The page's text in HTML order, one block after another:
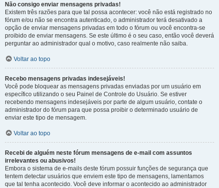
Não consigo enviar mensagens privadas!
Existem três razões para que tal possa acontecer: você não está registrado no
fórum e/ou não se encontra autenticado, o administrador terá desativado a
opção de enviar mensagens privadas em todo o fórum ou você encontra-se
proibido de enviar mensagens. Se este último é o seu caso, então você deverá
perguntar ao administrador qual o motivo, caso realmente não saiba.
Voltar ao topo
Recebo mensagens privadas indesejáveis!
Você pode bloquear as mensagens privadas enviadas por um usuário em
específico utilizando o seu Painel de Controle do Usuário. Se estiver
recebendo mensagens indesejáveis por parte de algum usuário, contate o
administrador do fórum para que possa proibir o determinado usuário de
enviar este tipo de mensagem.
Voltar ao topo
Recebi de alguém neste fórum mensagens de e-mail com assuntos
irrelevantes ou abusivos!
Embora o sistema de e-mails deste fórum possuir funções de segurança que
tentem detectar usuários que enviem este tipo de mensagens, lamentamos
que tal tenha acontecido. Você deve informar o acontecido ao administrador